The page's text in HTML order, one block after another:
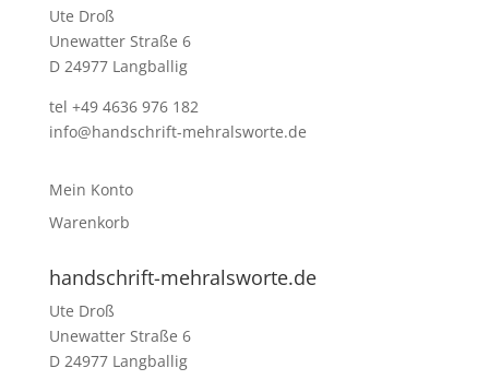
Ute Droß
Unewatter Straße 6
D 24977 Langballig
tel +49 4636 976 182
info@handschrift-mehralsworte.de
Mein Konto
Warenkorb
handschrift-mehralsworte.de
Ute Droß
Unewatter Straße 6
D 24977 Langballig